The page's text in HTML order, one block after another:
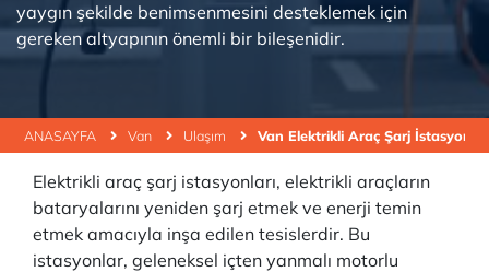
ANASAYFA Van Ulaşım Van Elektrikli Araç Şarj İstasyonu
yaygın şekilde benimsenmesini desteklemek için
gereken altyapının önemli bir bileşenidir.
Elektrikli araç şarj istasyonları, elektrikli araçların
bataryalarını yeniden şarj etmek ve enerji temin
etmek amacıyla inşa edilen tesislerdir. Bu
istasyonlar, geleneksel içten yanmalı motorlu